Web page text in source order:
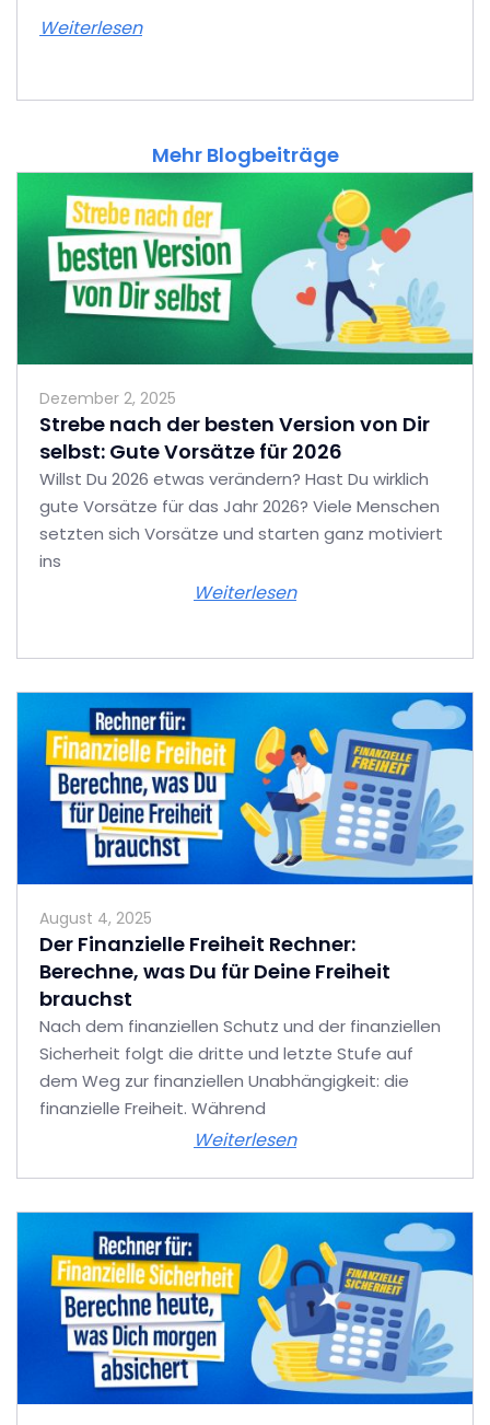
Weiterlesen
Mehr Blogbeiträge
Dezember 2, 2025
Strebe nach der besten Version von Dir
selbst: Gute Vorsätze für 2026
Willst Du 2026 etwas verändern? Hast Du wirklich
gute Vorsätze für das Jahr 2026? Viele Menschen
setzten sich Vorsätze und starten ganz motiviert
ins
Weiterlesen
August 4, 2025
Der Finanzielle Freiheit Rechner:
Berechne, was Du für Deine Freiheit
brauchst
Nach dem finanziellen Schutz und der finanziellen
Sicherheit folgt die dritte und letzte Stufe auf
dem Weg zur finanziellen Unabhängigkeit: die
finanzielle Freiheit. Während
Weiterlesen